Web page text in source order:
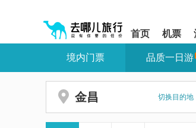
您
站
区,
本
首页 机票
您
站
区
境内门票 品质一日游
金昌 切换目的地